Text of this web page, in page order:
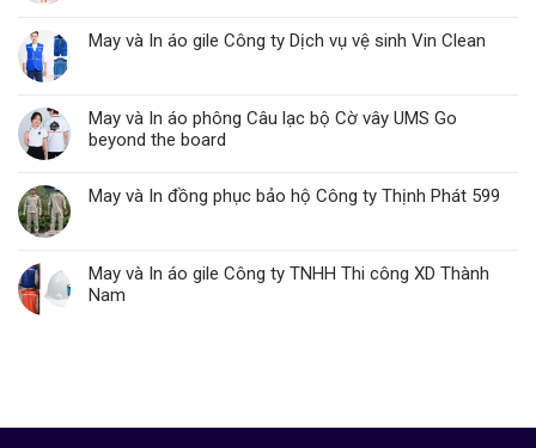
May và In áo gile Công ty Dịch vụ vệ sinh Vin Clean
May và In áo phông Câu lạc bộ Cờ vây UMS Go
beyond the board
May và In đồng phục bảo hộ Công ty Thịnh Phát 599
May và In áo gile Công ty TNHH Thi công XD Thành
Nam